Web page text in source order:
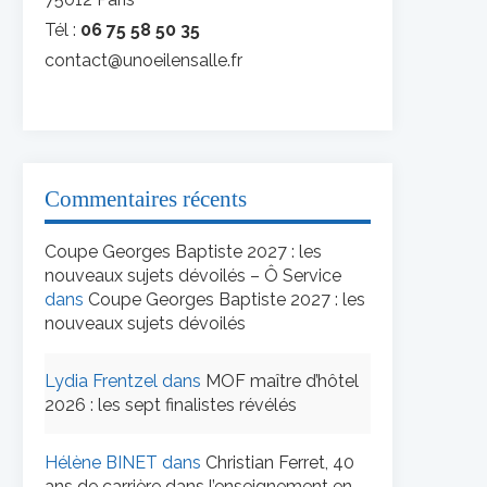
Tél : 06 75 58 50 35
contact@unoeilensalle.fr
Commentaires récents
Coupe Georges Baptiste 2027 : les
nouveaux sujets dévoilés – Ô Service
dans Coupe Georges Baptiste 2027 : les
nouveaux sujets dévoilés
Lydia Frentzel dans MOF maître d’hôtel
2026 : les sept finalistes révélés
Hélène BINET dans Christian Ferret, 40